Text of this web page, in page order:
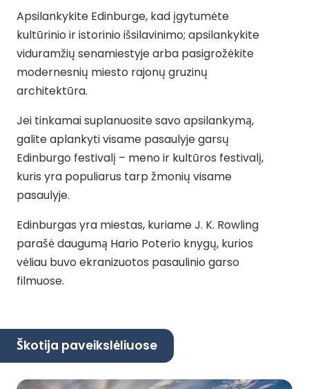
Apsilankykite Edinburge, kad įgytumėte
kultūrinio ir istorinio išsilavinimo; apsilankykite
viduramžių senamiestyje arba pasigrožėkite
modernesnių miesto rajonų gruzinų
architektūra.
Jei tinkamai suplanuosite savo apsilankymą,
galite aplankyti visame pasaulyje garsų
Edinburgo festivalį – meno ir kultūros festivalį,
kuris yra populiarus tarp žmonių visame
pasaulyje.
Edinburgas yra miestas, kuriame J. K. Rowling
parašė daugumą Hario Poterio knygų, kurios
vėliau buvo ekranizuotos pasaulinio garso
filmuose.
Škotija paveikslėliuose